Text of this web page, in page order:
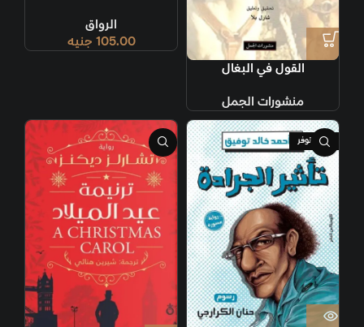
القول في البغال
منشورات الجمل
الرواق
105.00 جنيه
غير متوفر